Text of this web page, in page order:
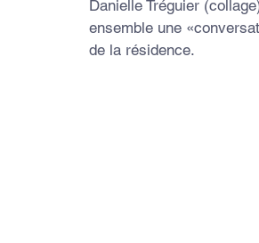
Danielle Tréguier
ensemble une
de la résidence.